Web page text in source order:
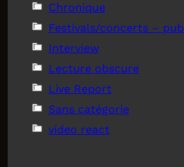
Chronique
Festivals/concerts – pub
Interview
Lecture obscure
Live Report
Sans catégorie
video react